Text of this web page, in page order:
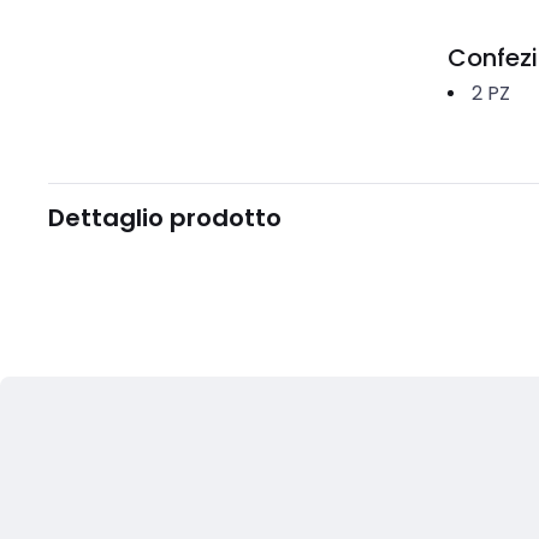
2 PZ
Dettaglio prodotto